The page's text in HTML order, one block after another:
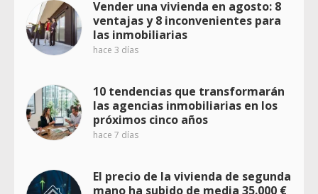
Vender una vivienda en agosto: 8
ventajas y 8 inconvenientes para
las inmobiliarias
hace 3 días
10 tendencias que transformarán
las agencias inmobiliarias en los
próximos cinco años
hace 7 días
El precio de la vivienda de segunda
mano ha subido de media 35.000 €